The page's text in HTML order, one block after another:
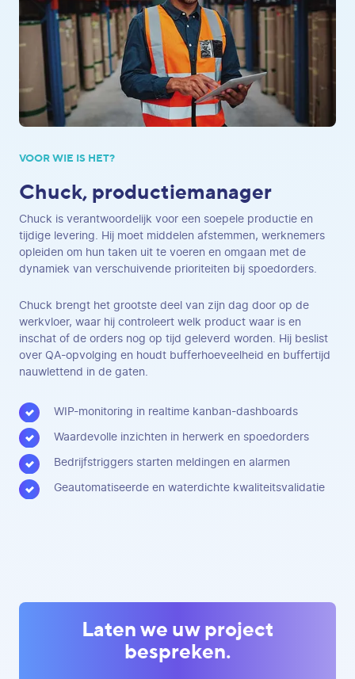
VOOR WIE IS HET?
Chuck, productiemanager
Chuck is verantwoordelijk voor een soepele productie en
tijdige levering. Hij moet middelen afstemmen, werknemers
opleiden om hun taken uit te voeren en omgaan met de
dynamiek van verschuivende prioriteiten bij spoedorders.
Chuck brengt het grootste deel van zijn dag door op de
werkvloer, waar hij controleert welk product waar is en
inschat of de orders nog op tijd geleverd worden. Hij beslist
over QA-opvolging en houdt bufferhoeveelheid en buffertijd
nauwlettend in de gaten.
WIP-monitoring in realtime kanban-dashboards
Waardevolle inzichten in herwerk en spoedorders
Bedrijfstriggers starten meldingen en alarmen
Geautomatiseerde en waterdichte kwaliteitsvalidatie
Laten we uw project
bespreken.